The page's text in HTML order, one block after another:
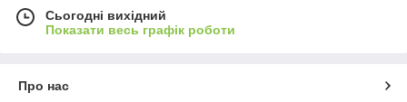
Сьогодні вихідний
Показати весь графік роботи
Про нас